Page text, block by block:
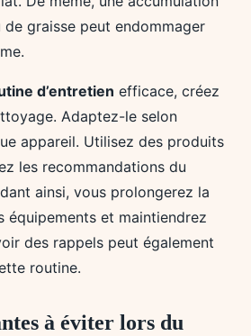
graisse peut endommager
d’entretien efficace, créez
Adaptez-le selon
appareil. Utilisez des produits
les recommandations du
ainsi, vous prolongerez la
équipements et maintiendrez
des rappels peut également
routine.
à éviter lors du